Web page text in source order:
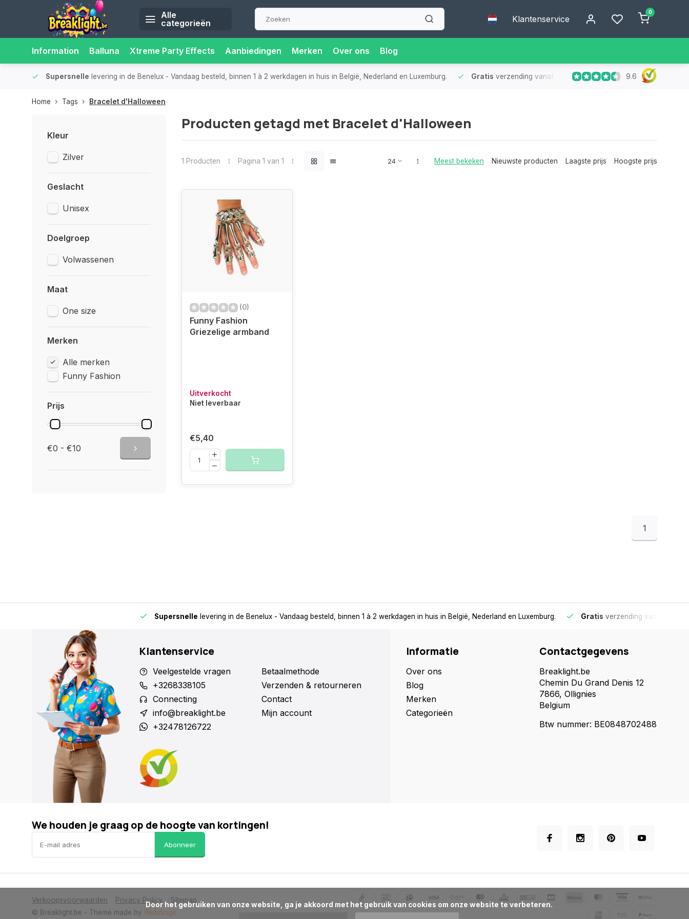
Alle
categorieën
Klantenservice
0
Information Balluna Xtreme Party Effects Aanbiedingen Merken Over ons Blog
Supersnelle levering in de Benelux - Vandaag besteld, binnen 1 à 2 werkdagen in huis in België, Nederland en Luxemburg. Gratis verzending vanaf €75 - Geen verzendkosten bij
9.6
Home Tags Bracelet d'Halloween
Kleur
Zilver
Geslacht
Unisex
Doelgroep
Volwassenen
Maat
One size
Merken
Alle merken
Funny Fashion
Prijs
€0 - €10
Producten getagd met Bracelet d'Halloween
1 Producten Pagina 1 van 1 Meest bekeken Nieuwste producten Laagste prijs Hoogste prijs
(0)
Funny Fashion
Griezelige armband
Uitverkocht
Niet leverbaar
€5,40
1
Supersnelle levering in de Benelux - Vandaag besteld, binnen 1 à 2 werkdagen in huis in België, Nederland en Luxemburg. Gratis verzending vanaf €75
Klantenservice
Veelgestelde vragen
+3268338105
Connecting
info@breaklight.be
+32478126722
Betaalmethode
Verzenden & retourneren
Contact
Mijn account
Informatie
Over ons
Blog
Merken
Categorieën
Contactgegevens
Breaklight.be
Chemin Du Grand Denis 12
7866, Ollignies
Belgium
Btw nummer: BE0848702488
We houden je graag op de hoogte van kortingen!
Abonneer
Verkoopsvoorwaarden Privacy Policy
Sitemap
© Breaklight.be - Theme made by Webdinge
      Door het gebruiken van onze website, ga je akkoord met het gebruik van cookies om onze website te verbeteren.